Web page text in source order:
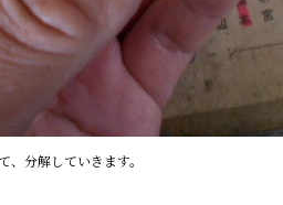
分解していきます。